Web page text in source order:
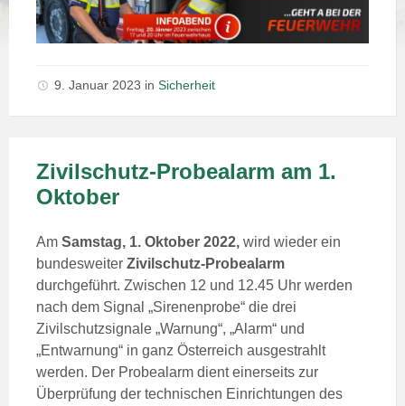
9. Januar 2023 in Sicherheit
Zivilschutz-Probealarm am 1.
Oktober
Am Samstag, 1. Oktober 2022, wird wieder ein
bundesweiter Zivilschutz-Probe­alarm
durchgeführt. Zwischen 12 und 12.45 Uhr werden
nach dem Signal „Sirenen­probe“ die drei
Zivilschutzsignale „Warnung“, „Alarm“ und
„Entwarnung“ in ganz Österreich ausgestrahlt
werden. Der Probealarm dient einerseits zur
Überprüfung der technischen Einrichtungen des